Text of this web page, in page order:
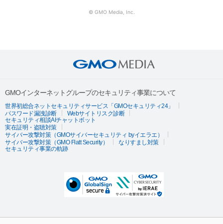
© GMO Media, Inc.
GMOインターネットグループのセキュリティ事業について
世界初総合ネットセキュリティサービス「GMOセキュリティ24」
パスワード漏洩診断
Webサイトリスク診断
セキュリティ相談AIチャットボット
実在証明・盗聴対策
サイバー攻撃対策（GMOサイバーセキュリティ byイエラエ）
サイバー攻撃対策（GMO Flatt Security）
なりすまし対策
セキュリティ事業の軌跡